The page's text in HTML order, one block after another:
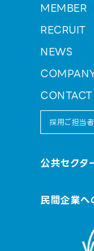
MEMBER
RECRUIT
NEWS
CONTACT
採用ご担当
公共セクタ
民間企業へ